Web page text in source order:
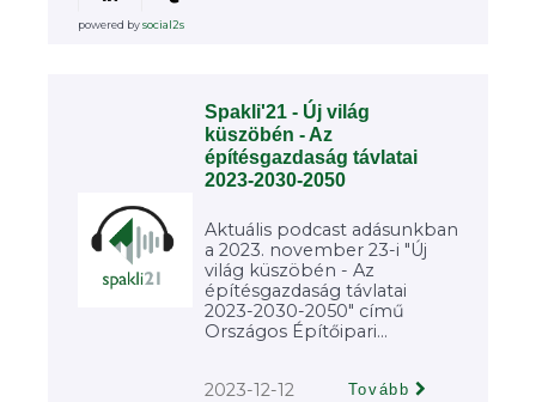
powered bysocial2s
Spakli'21 - Új világ
küszöbén - Az
építésgazdaság távlatai
2023-2030-2050
Aktuális podcast adásunkban
a 2023. november 23-i "Új
világ küszöbén - Az
építésgazdaság távlatai
2023-2030-2050" című
Országos Építőipari...
2023-12-12 Tovább